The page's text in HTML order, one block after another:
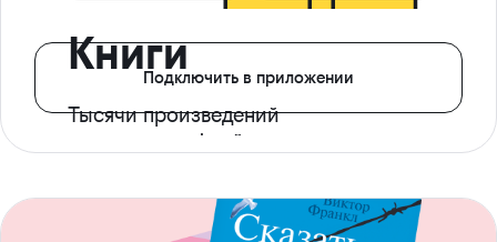
Книги
Тысячи произведений
с доступом офлайн
Подключить в приложении